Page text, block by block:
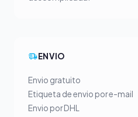
ENVIO
Envio gratuito
Etiqueta de envio por e-mail
Envio por DHL